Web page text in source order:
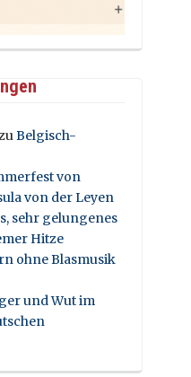
Belgisch-
von
von der Leyen
sehr gelungenes
Hitze
ohne Blasmusik
und Wut im